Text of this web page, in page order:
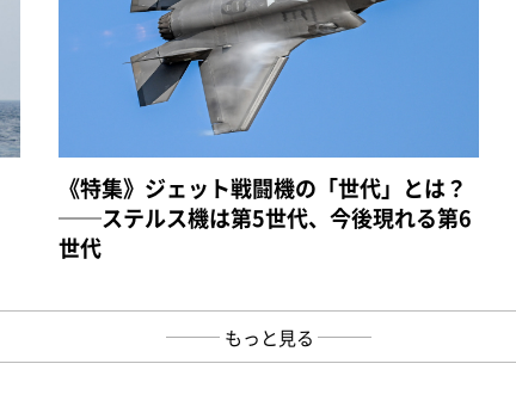
《特集》ジェット戦闘機の「世代」とは？
──ステルス機は第5世代、今後現れる第6
世代
もっと見る